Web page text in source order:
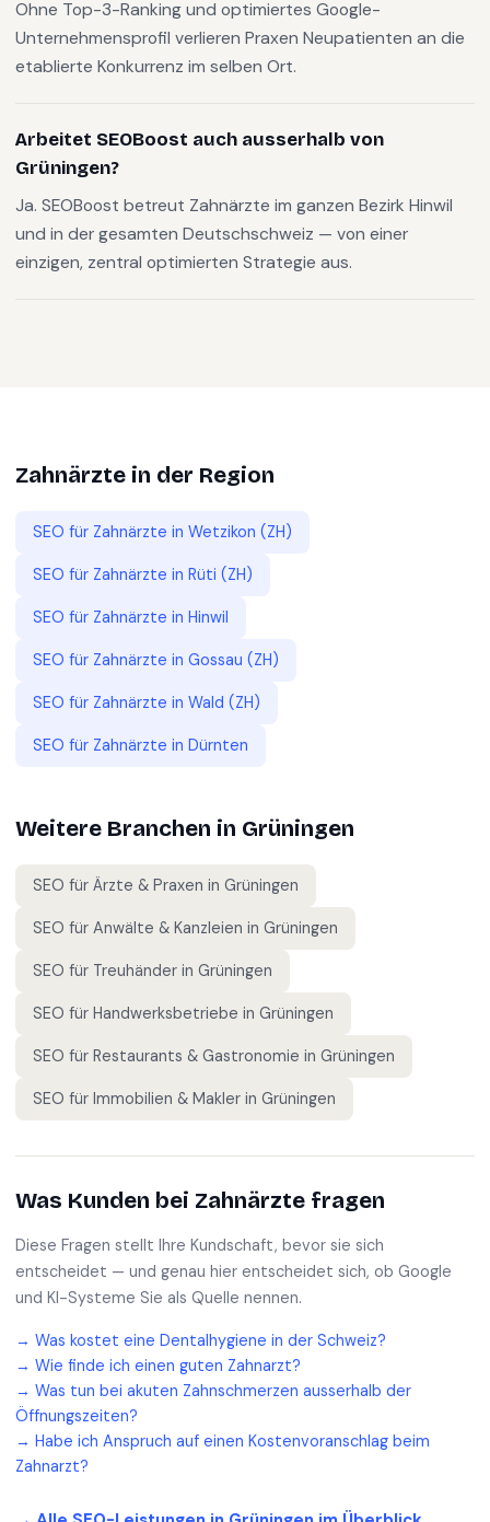
Ohne Top-3-Ranking und optimiertes Google-
Unternehmensprofil verlieren Praxen Neupatienten an die
etablierte Konkurrenz im selben Ort.
Arbeitet SEOBoost auch ausserhalb von
Grüningen?
Ja. SEOBoost betreut Zahnärzte im ganzen Bezirk Hinwil
und in der gesamten Deutschschweiz — von einer
einzigen, zentral optimierten Strategie aus.
Zahnärzte in der Region
SEO für Zahnärzte in Wetzikon (ZH)
SEO für Zahnärzte in Rüti (ZH)
SEO für Zahnärzte in Hinwil
SEO für Zahnärzte in Gossau (ZH)
SEO für Zahnärzte in Wald (ZH)
SEO für Zahnärzte in Dürnten
Weitere Branchen in Grüningen
SEO für Ärzte & Praxen in Grüningen
SEO für Anwälte & Kanzleien in Grüningen
SEO für Treuhänder in Grüningen
SEO für Handwerksbetriebe in Grüningen
SEO für Restaurants & Gastronomie in Grüningen
SEO für Immobilien & Makler in Grüningen
Was Kunden bei Zahnärzte fragen
Diese Fragen stellt Ihre Kundschaft, bevor sie sich
entscheidet — und genau hier entscheidet sich, ob Google
und KI-Systeme Sie als Quelle nennen.
→ Was kostet eine Dentalhygiene in der Schweiz?
→ Wie finde ich einen guten Zahnarzt?
→ Was tun bei akuten Zahnschmerzen ausserhalb der
Öffnungszeiten?
→ Habe ich Anspruch auf einen Kostenvoranschlag beim
Zahnarzt?